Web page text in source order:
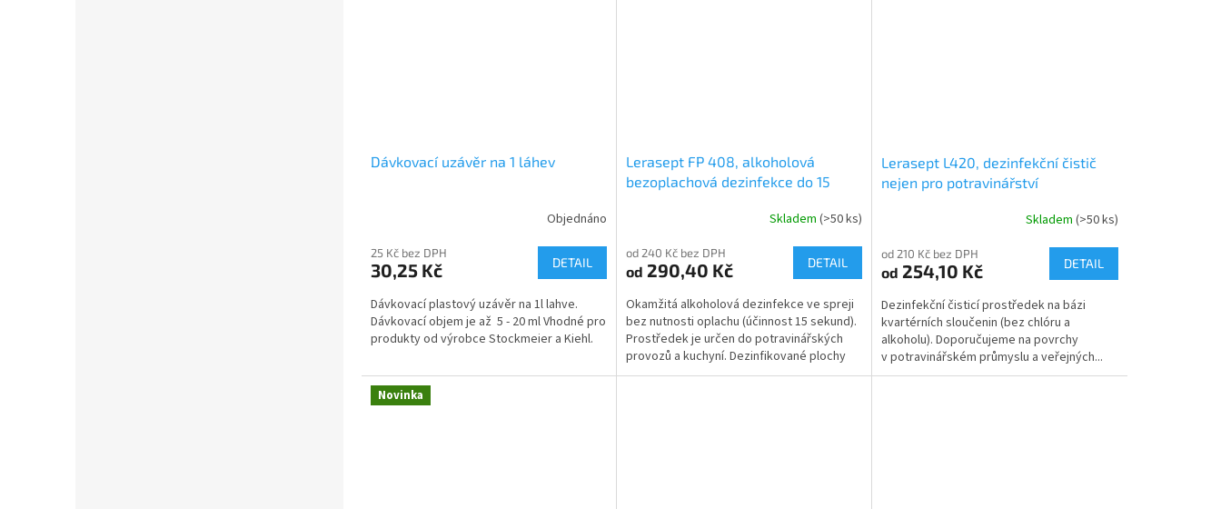
Dávkovací uzávěr na 1 láhev
Objednáno
25 Kč bez DPH
30,25 Kč DETAIL
Dávkovací plastový uzávěr na 1l lahve.
Dávkovací objem je až 5 - 20 ml Vhodné pro
produkty od výrobce Stockmeier a Kiehl.
Lerasept FP 408, alkoholová
bezoplachová dezinfekce do 15
produktu
je
z
5
hvězdiček.
Skladem (>50 ks)
od 240 Kč bez DPH
od 290,40 Kč DETAIL
Okamžitá alkoholová dezinfekce ve spreji
bez nutnosti oplachu (účinnost 15 sekund).
Prostředek je určen do potravinářských
provozů a kuchyní. Dezinfikované plochy
mohou ihned...
Lerasept L420, dezinfekční čistič
nejen pro potravinářství
produktu
je
z
5
hvězdiček.
Skladem (>50 ks)
od 210 Kč bez DPH
od 254,10 Kč DETAIL
Dezinfekční čisticí prostředek na bázi
kvartérních sloučenin (bez chlóru a
alkoholu). Doporučujeme na povrchy
v potravinářském průmyslu a veřejných...
Novinka